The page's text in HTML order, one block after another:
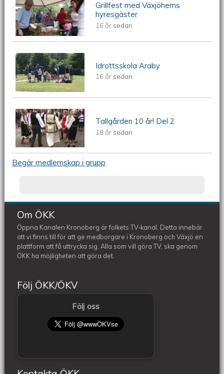
ÖKV Play - Grillfest med Växjöhems
hyresgäster
Grillfest med Växjöhems
hyresgäster
16 år sedan
ÖKV Play - Idrottsskola Araby
Idrottsskola Araby
16 år sedan
ÖKV Play - Tallgården 10 år
Tallgården 10 år! Del 2
18 år sedan
Begär medlemskap i grupp
Om ÖKK
Öppna Kanalen Kronoberg är folkets TV-kanal. Detta innebär
att vi finns till för att ge medborgare i Kronoberg och Växjö en
plattform att få uttrycka sig. Alla som vill göra TV, ska genom
ÖKK ha möjligheten att göra det.
Följ ÖKK/ÖKV
Följ oss